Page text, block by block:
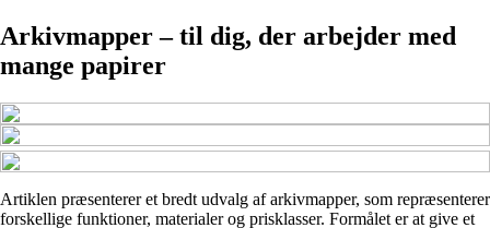
Arkivmapper – til dig, der arbejder med
mange papirer
Artiklen præsenterer et bredt udvalg af arkivmapper, som repræsenterer
forskellige funktioner, materialer og prisklasser. Formålet er at give et